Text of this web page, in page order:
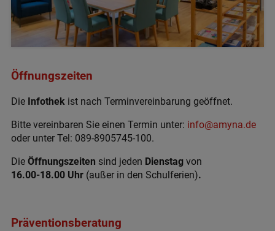
Öffnungszeiten
Die Infothek ist nach Terminvereinbarung geöffnet.
Bitte vereinbaren Sie einen Termin unter: info@amyna.de
oder unter Tel: 089-8905745-100.
Die Öffnungszeiten sind jeden Dienstag von
16.00-18.00 Uhr (außer in den Schulferien).
Präventionsberatung